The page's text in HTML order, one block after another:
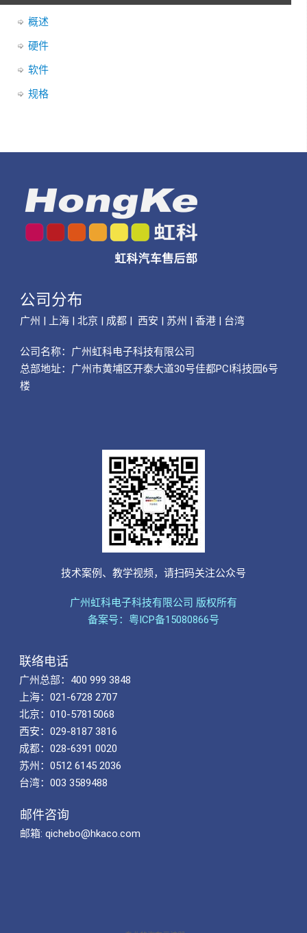
概述
硬件
软件
规格
公司分布
广州 | 上海 | 北京 | 成都 | 西安 | 苏州 | 香港 | 台湾
公司名称： 广州虹科电子科技有限公司
总部地址：广州市黄埔区开泰大道30号佳都PCI科技园6号
楼
技术案例、教学视频，请扫码关注公众号
广州虹科电子科技有限公司 版权所有
备案号：粤ICP备15080866号
联络电话
广州总部：400 999 3848
上海：021-6728 2707
北京：010-57815068
西安：029-8187 3816
成都：028-6391 0020
苏州：0512 6145 2036
台湾：003 3589488
邮件咨询
邮箱: qichebo@hkaco.com